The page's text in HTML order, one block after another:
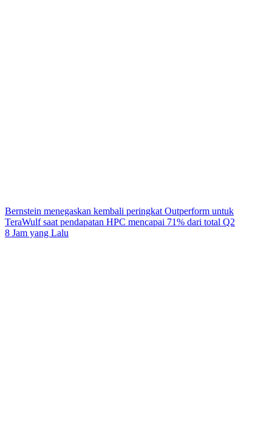
Bernstein menegaskan kembali peringkat Outperform untuk
TeraWulf saat pendapatan HPC mencapai 71% dari total Q2
8 Jam yang Lalu